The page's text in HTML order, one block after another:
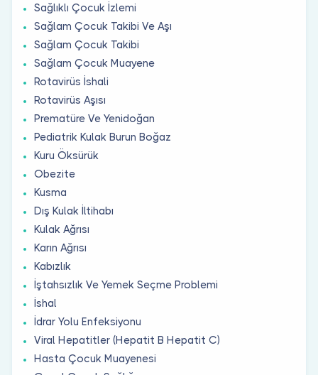
Sağlıklı Çocuk İzlemi
Sağlam Çocuk Takibi Ve Aşı
Sağlam Çocuk Takibi
Sağlam Çocuk Muayene
Rotavirüs İshali
Rotavirüs Aşısı
Prematüre Ve Yenidoğan
Pediatrik Kulak Burun Boğaz
Kuru Öksürük
Obezite
Kusma
Dış Kulak İltihabı
Kulak Ağrısı
Karın Ağrısı
Kabızlık
İştahsızlık Ve Yemek Seçme Problemi
İshal
İdrar Yolu Enfeksiyonu
Viral Hepatitler (Hepatit B Hepatit C)
Hasta Çocuk Muayenesi